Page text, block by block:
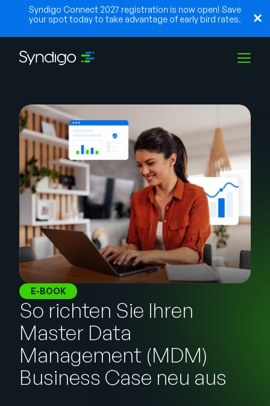
Syndigo Connect 2027 registration is now open! Save
your spot today to take advantage of early bird rates.
Lösungen
Branchen
Partner
Ressourcen
Unternehmen
Vertrieb kontaktieren
SUPPORT ANMELDEN
English
Português
E-BOOK
So richten Sie Ihren
Master Data
Management (MDM)
Business Case neu aus